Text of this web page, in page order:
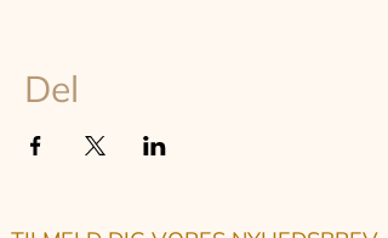
Del